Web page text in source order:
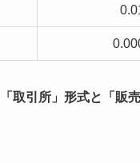
「取引所」形式と「販